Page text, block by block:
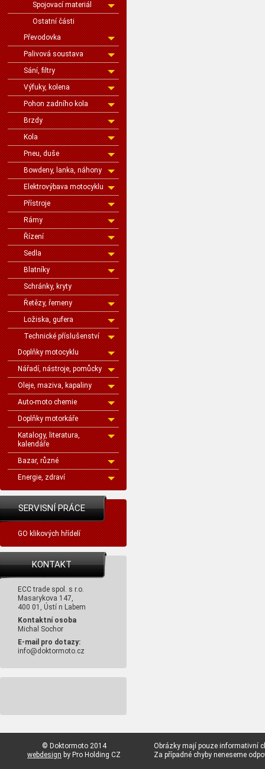
Spojovací materiál
Ostatní části
Převodovka
Palivová soustava
Sání, filtry
Výfuky, kolena
Pohon zadního kola
Brzdy
Kola
Pneu, duše
Bowdeny, lanka, náhony
Elektrovýbava motocyklu
Přístroje
Rámy
Řízení
Sedla
Blatníky
Schránky, kryty
Řetězy, řemeny
Ložiska, gufera
Technické příslušenství
Doplňky motocyklu
Nářadí, nástroje, pomůcky
Oleje, maziva, kapaliny
Auto-moto chemie
Doplňky motorkáře
Katalogy, literatura,
kalendáře
Bazar, různé
Energie, zdraví
SERVISNÍ PRÁCE
GO klikových hřídelí
KONTAKT
ECC trade spol. s r.o.
Masarykova 147,
400 01, Ústí n Labem
Kontaktní osoba
Michal Sochor
E-mail pro dotazy:
info@doktormoto.cz
© Doktormoto 2014
webdesign by Pro Holding CZ
Obrázky mají pouze informativní
Za případné chyby neneseme